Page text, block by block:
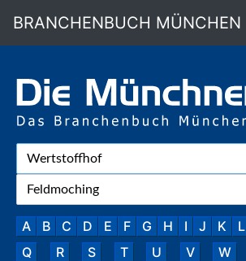
BRANCHENBUCH MÜNCHEN
A B C D E F G H I J K L
Q
R S T U V W